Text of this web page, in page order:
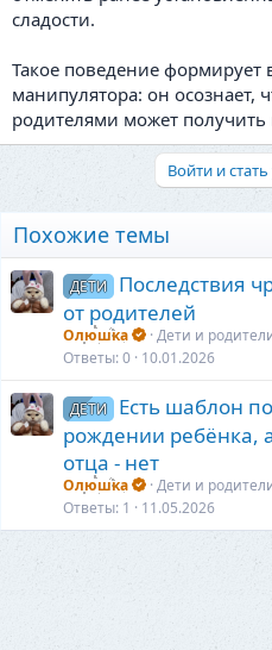
сладости.
Такое поведение формирует
манипулятора: он осознает,
родителями может получить
Войти и
Похожие темы
ДЕТИ
Последствия
от родителей
Олюшка
Дети и
Ответы 0 10.01.2026
ДЕТИ
Есть шаблон
рождении ребёнка,
отца - нет
Олюшка
Дети и
Ответы 1 11.05.2026